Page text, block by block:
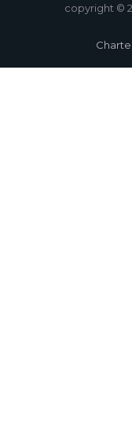
copyright ©